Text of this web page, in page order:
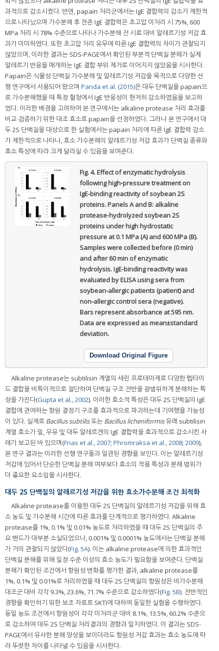
과적으로 감소시켰다. 반면, papain 처리군에서는 IgE 결합력의 감소가 제한적
으로 나타났으며 가수분해 후 잔존 IgE 결합력은 초고압 미처리 시 75%, 600
MPa 처리 시 78% 수준으로 나타나 가수분해 전 시료 대비 알레르기성 저감 효
과가 미미하였다. 또한 초고압 처리 유무에 따른 IgE 결합력의 차이가 관찰되지
않았으며, 이러한 결과는 SDS-PAGE에서 확인된 부분적 단백질 분해가 실제
알레르기 반응을 매개하는 IgE 결합 부위 제거로 이어지지 않았음을 시사한다.
Papain은 식물성 단백질 가수분해 및 알레르기성 저감을 목적으로 다양한 선
행 연구에서 사용되어 왔으며 Panda et al. (2015)은 대두 단백질을 papain으
로 가수분해했을 때 특정 혈청에서 IgE 반응성이 현저히 감소하였음을 보고하
였다. 이러한 배경을 고려하여 본 연구에서는 alkaline protease 처리 효과를
비교·검증하기 위한 대조 효소로 papain을 선정하였다. 그러나 본 연구에서 대
두 2S 단백질을 대상으로 한 실험에서는 papain 처리에 따른 IgE 결합력 감소
가 제한적으로 나타나, 효소 가수분해의 알레르기성 저감 효과가 단백질 종류와
효소 특성에 따라 크게 달라질 수 있음을 보여준다.
Fig. 4.Effect of enzymatic hydrolysis
following high-pressure treatment on
IgE-binding reactivity of soybean 2S
proteins. Panels A and B: alkaline
protease-hydrolyzed soybean 2S
proteins under high hydrostatic
pressure at 0.1 MPa (A) and 600 MPa (B).
Samples were collected before (0 min)
and after 60 min of enzymatic
hydrolysis. IgE-binding reactivity was
evaluated by ELISA using sera from
soybean-allergic patients (patient) and
non-allergic control sera (negative).
Bars represent absorbance at 595 nm.
Data are expressed as mean±standard
deviation.
Download Original Figure
Alkaline protease는 subtilisin 계열의 세린 프로테아제로 다양한 펩타이
드 결합을 비특이적으로 절단하여 단백질 구조 전반을 광범위하게 분해하는 특
성을 가진다(Gupta et al., 2002). 이러한 효소적 특성은 대두 2S 단백질의 IgE
결합에 관여하는 항원 결정기 구조를 효과적으로 파괴하는데 기여했을 가능성
이 있다. 실제로 Bacillus subtilis또는 Bacillus licheniformis유래 subtilisin
계열 효소가 밀, 우유 및 대두 알레르겐의 IgE 결합력을 효과적으로 감소시킨 사
례가 보고된 바 있으며(Frias et al., 2007; Phromraksa et al., 2008; 2009),
본 연구 결과는 이러한 선행 연구들과 일관된 경향을 보인다. 이는 알레르기성
저감에 있어서 단순한 단백질 분해 여부보다 효소의 작용 특성과 분해 범위가
더 중요한 요소임을 시사한다.
대두 2S 단백질의 알레르기성 저감을 위한 효소가수분해 조건 최적화
Alkaline protease를 이용한 대두 2S 단백질의 알레르기성 저감을 위해 효
소 농도 및 가수분해 시간에 따른 효과를 단계적으로 평가하였다. Alkaline
protease를 1%, 0.1% 및 0.01% 농도로 처리하였을 때 대두 2S 단백질의 주
요 밴드가 대부분 소실되었으나, 0.001% 및 0.0001% 농도에서는 단백질 분해
가 거의 관찰되지 않았다(Fig. 5A). 이는 alkaline protease에 의한 효과적인
단백질 분해를 위해 일정 수준 이상의 효소 농도가 필요함을 보여준다. 단백질
분해가 확인된 조건에서 항원성 변화를 평가한 결과, alkaline protease를
1%, 0.1% 및 0.01%로 처리하였을 때 대두 2S 단백질의 항원성은 비가수분해
대조군 대비 각각 9.3%, 23.6%, 71.7% 수준으로 감소하였다(Fig. 5B). 전반적인
경향을 확인하기 위한 보조 자료로 SKTI에 대하여 동일한 실험을 수행하였다.
동일 농도 조건에서 항원성이 각각 미처리군 대비 8.1%, 13.5%, 60.2% 수준으
로 감소하여 대두 2S 단백질 처리결과의 경향과 일치하였다. 이 결과는 SDS-
PAGE에서 유사한 분해 양상을 보이더라도 항원성 저감 효과는 효소 농도에 따
라 뚜렷한 차이를 나타낼 수 있음을 시사한다.